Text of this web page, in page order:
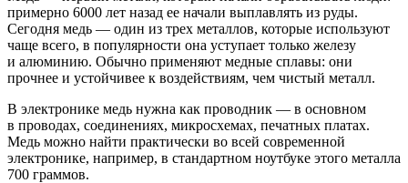
примерно 6000 лет назад ее начали выплавлять из руды.
Сегодня медь — один из трех металлов, которые используют
чаще всего, в популярности она уступает только железу
и алюминию. Обычно применяют медные сплавы: они
прочнее и устойчивее к воздействиям, чем чистый металл.
В электронике медь нужна как проводник — в основном
в проводах, соединениях, микросхемах, печатных платах.
Медь можно найти практически во всей современной
электронике, например, в стандартном ноутбуке этого металла
700 граммов.